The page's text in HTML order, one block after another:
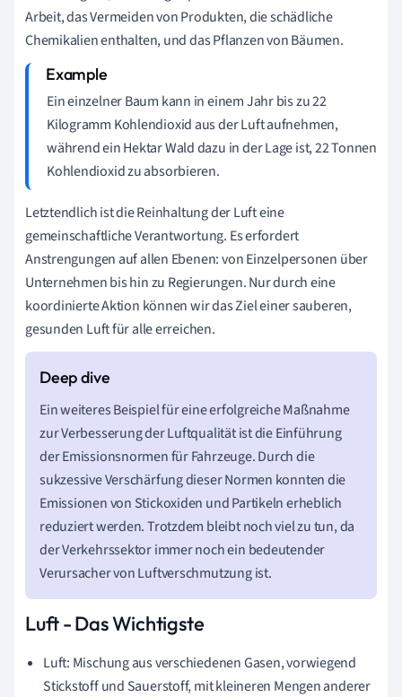
Arbeit, das Vermeiden von Produkten, die schädliche
Chemikalien enthalten, und das Pflanzen von Bäumen.
Ein einzelner Baum kann in einem Jahr bis zu 22
Kilogramm Kohlendioxid aus der Luft aufnehmen,
während ein Hektar Wald dazu in der Lage ist, 22 Tonnen
Kohlendioxid zu absorbieren.
Letztendlich ist die Reinhaltung der Luft eine
gemeinschaftliche Verantwortung. Es erfordert
Anstrengungen auf allen Ebenen: von Einzelpersonen über
Unternehmen bis hin zu Regierungen. Nur durch eine
koordinierte Aktion können wir das Ziel einer sauberen,
gesunden Luft für alle erreichen.
Ein weiteres Beispiel für eine erfolgreiche Maßnahme
zur Verbesserung der Luftqualität ist die Einführung
der Emissionsnormen für Fahrzeuge. Durch die
sukzessive Verschärfung dieser Normen konnten die
Emissionen von Stickoxiden und Partikeln erheblich
reduziert werden. Trotzdem bleibt noch viel zu tun, da
der Verkehrssektor immer noch ein bedeutender
Verursacher von Luftverschmutzung ist.
Luft - Das Wichtigste
Luft: Mischung aus verschiedenen Gasen, vorwiegend
Stickstoff und Sauerstoff, mit kleineren Mengen anderer